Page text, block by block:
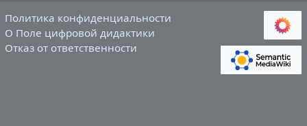
Политика конфиденциальности
О Поле цифровой дидактики
Отказ от ответственности